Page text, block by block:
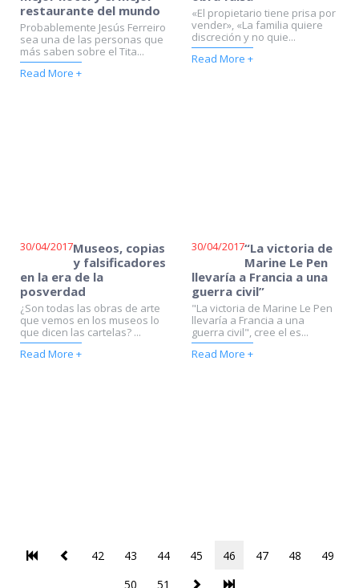
restaurante del mundo
Probablemente Jesús Ferreiro
sea una de las personas que
más saben sobre el Tita...
Read More +
«El propietario tiene prisa por
vender», «La familia quiere
discreción y no quie...
Read More +
30/04/2017Museos, copias
y falsificadores
en la era de la
posverdad
¿Son todas las obras de arte
que vemos en los museos lo
que dicen las cartelas? ...
Read More +
30/04/2017“La victoria de
Marine Le Pen
llevaría a Francia a una
guerra civil”
"La victoria de Marine Le Pen
llevaría a Francia a una
guerra civil", cree el es...
Read More +
42 43 44 45 46 47 48
49
50
51